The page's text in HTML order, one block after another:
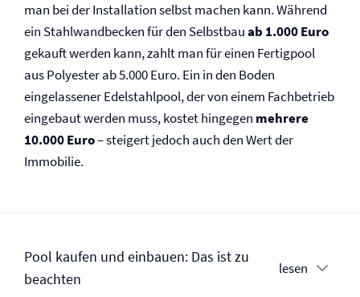
man bei der Installation selbst machen kann. Während
ein Stahlwandbecken für den Selbstbauab 1.000 Euro
gekauft werden kann, zahlt man für einen Fertigpool
aus Polyester ab 5.000 Euro. Ein in den Boden
eingelassener Edelstahlpool, der von einem Fachbetrieb
eingebaut werden muss, kostet hingegen mehrere
10.000 Euro– steigert jedoch auch den Wert der
Immobilie.
Pool kaufen und einbauen: Das ist zu
beachten
lesen